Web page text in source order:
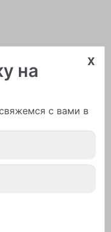
x
на
с вами в